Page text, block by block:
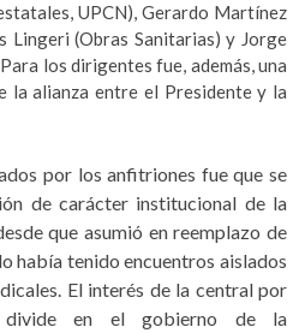
UPCN), Gerardo Martínez
Lingeri (Obras Sanitarias) y Jorge
los dirigentes fue, además, una
la alianza entre el Presidente y la
por los anfitriones fue que se
de carácter institucional de la
que asumió en reemplazo de
había tenido encuentros aislados
El interés de la central por
en el gobierno de la